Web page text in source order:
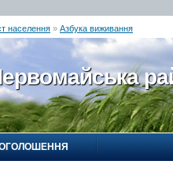
населення » Азбука виживання